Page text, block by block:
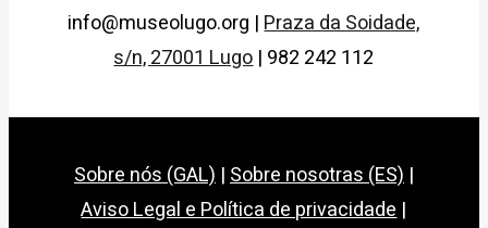
info@museolugo.org |Praza da Soidade,
s/n, 27001 Lugo| 982 242 112
Sobre nós (GAL)|Sobre nosotras (ES)|
Aviso Legal e Política de privacidade|